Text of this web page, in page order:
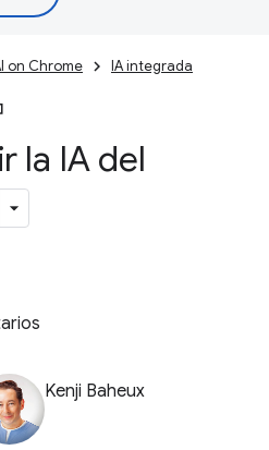
on Chrome IA integrada
la IA del
Kenji Baheux